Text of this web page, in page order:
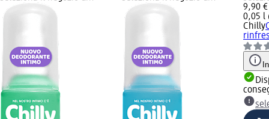
9,90 €
0,05 l
Chilly